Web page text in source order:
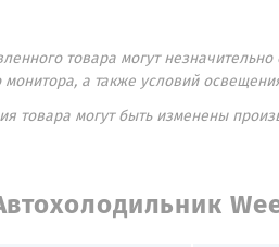
товара могут
а также условий
товара могут быть изменены